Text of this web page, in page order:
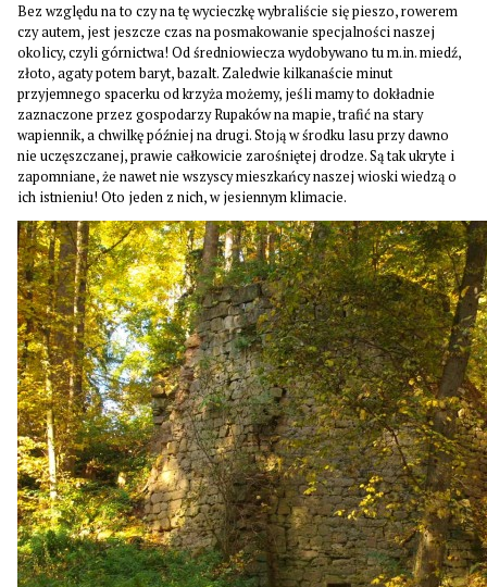
Bez względu na to czy na tę wycieczkę wybraliście się pieszo, rowerem
czy autem, jest jeszcze czas na posmakowanie specjalności naszej
okolicy, czyli górnictwa! Od średniowiecza wydobywano tu m.in. miedź,
złoto, agaty potem baryt, bazalt. Zaledwie kilkanaście minut
przyjemnego spacerku od krzyża możemy, jeśli mamy to dokładnie
zaznaczone przez gospodarzy Rupaków na mapie, trafić na stary
wapiennik, a chwilkę później na drugi. Stoją w środku lasu przy dawno
nie uczęszczanej, prawie całkowicie zarośniętej drodze. Są tak ukryte i
zapomniane, że nawet nie wszyscy mieszkańcy naszej wioski wiedzą o
ich istnieniu! Oto jeden z nich, w jesiennym klimacie.